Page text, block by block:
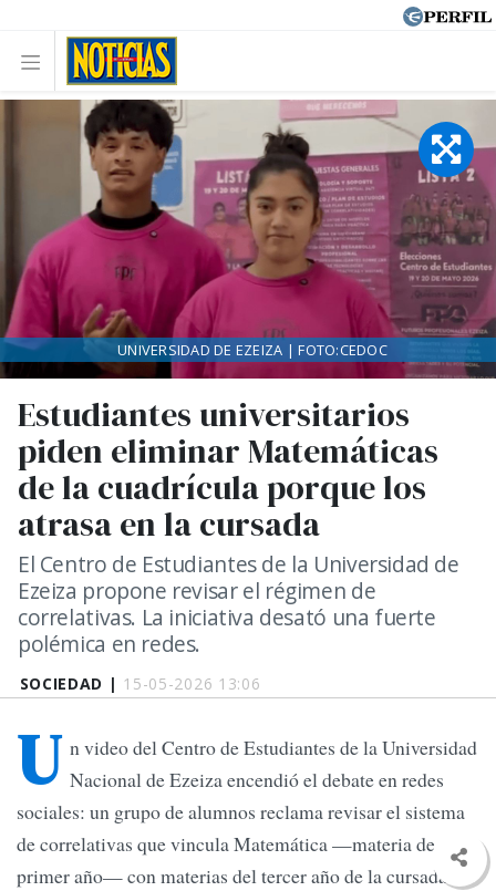
SOCIEDAD | 15-05-2026 13:06
Estudiantes universitarios
piden eliminar Matemáticas
de la cuadrícula porque los
atrasa en la cursada
El Centro de Estudiantes de la Universidad de
Ezeiza propone revisar el régimen de
correlativas. La iniciativa desató una fuerte
polémica en redes.
UNIVERSIDAD DE EZEIZA | FOTO:CEDOC
U n video del Centro de Estudiantes de la Universidad
Nacional de Ezeiza encendió el debate en redes
sociales: un grupo de alumnos reclama revisar el sistema
de correlativas que vincula Matemática —materia de
primer año— con materias del tercer año de la cursada. El